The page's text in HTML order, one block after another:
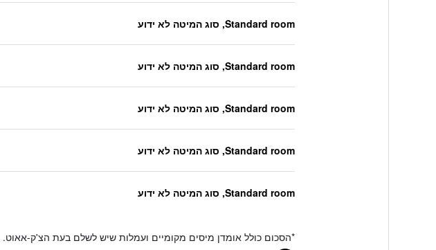
Standard room, סוג המיטה לא ידוע
Standard room, סוג המיטה לא ידוע
Standard room, סוג המיטה לא ידוע
Standard room, סוג המיטה לא ידוע
Standard room, סוג המיטה לא ידוע
*הסכום כולל אומדן מיסים מקומיים ועמלות שיש לשלם בעת הצ'ק-אאוט.